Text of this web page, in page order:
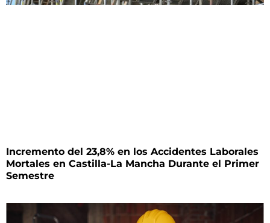
Incremento del 23,8% en los Accidentes Laborales
Mortales en Castilla-La Mancha Durante el Primer
Semestre